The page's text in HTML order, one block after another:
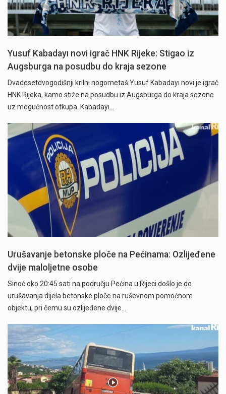
Yusuf Kabadayı novi igrač HNK Rijeke: Stigao iz
Augsburga na posudbu do kraja sezone
Dvadesetdvogodišnji krilni nogometaš Yusuf Kabadayı novi je igrač
HNK Rijeka, kamo stiže na posudbu iz Augsburga do kraja sezone
uz mogućnost otkupa. Kabadayı…
Urušavanje betonske ploče na Pećinama: Ozlijeđene
dvije maloljetne osobe
Sinoć oko 20:45 sati na području Pećina u Rijeci došlo je do
urušavanja dijela betonske ploče na ruševnom pomoćnom
objektu, pri čemu su ozlijeđene dvije…